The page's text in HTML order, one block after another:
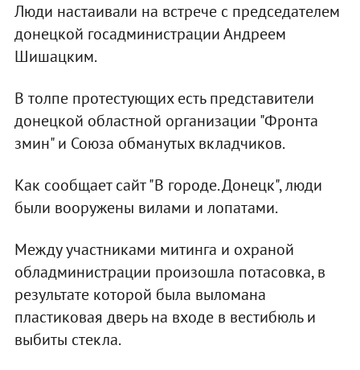
Люди настаивали на встрече с председателем
донецкой госадминистрации Андреем
Шишацким.
В толпе протестующих есть представители
донецкой областной организации "Фронта
змин" и Союза обманутых вкладчиков.
Как сообщает сайт "В городе. Донецк", люди
были вооружены вилами и лопатами.
Между участниками митинга и охраной
обладминистрации произошла потасовка, в
результате которой была выломана
пластиковая дверь на входе в вестибюль и
выбиты стекла.